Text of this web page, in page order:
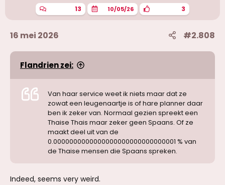
13 10/05/26 3
16 mei 2026 #2.808
Flandrien zei:
Van haar service weet ik niets maar dat ze
zowat een leugenaartje is of hare planner daar
ben ik zeker van. Normaal gezien spreekt een
Thaise Thais maar zeker geen Spaans. Of ze
maakt deel uit van de
0.0000000000000000000000000000001 % van
de Thaise mensen die Spaans spreken.
Indeed, seems very weird.